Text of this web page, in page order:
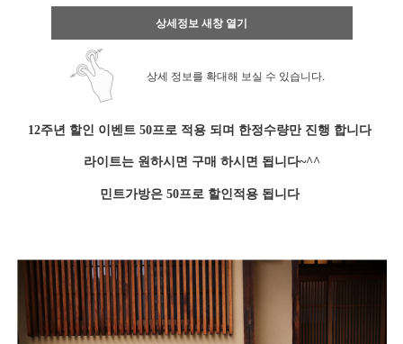
상세정보 새창 열기
상세 정보를 확대해 보실 수 있습니다.
12주년 할인 이벤트 50프로 적용 되며 한정수량만 진행 합니다
라이트는 원하시면 구매 하시면 됩니다~^^
민트가방은 50프로 할인적용 됩니다